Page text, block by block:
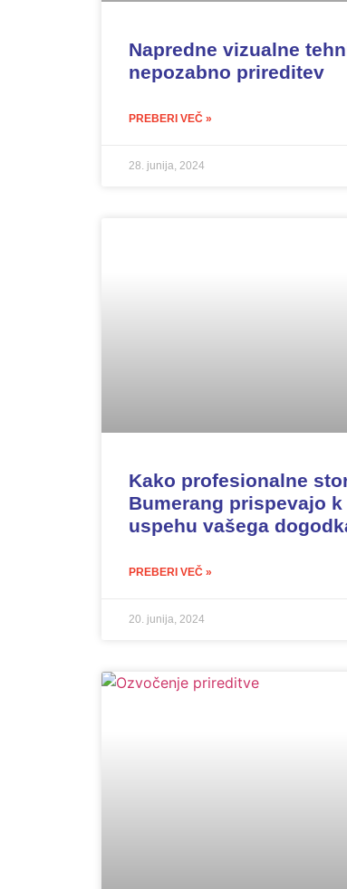
Napredne vizualne
nepozabno prireditev
PREBERI VEČ »
28. junija, 2024
Kako profesionalne
Bumerang prispevajo k
uspehu vašega
PREBERI VEČ »
20. junija, 2024